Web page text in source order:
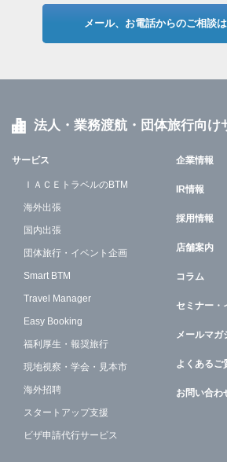
メール、お電話からのご相談
法人・業務渡航・団体旅行向け
サービス
ＩＡＣＥトラベルのBTM
海外出張
国内出張
団体旅行・イベント企画
Smart BTM
Travel Manager
Easy Booking
福利厚生・報奨旅行
現地視察・学会・見本市
海外招聘
スタートアップ支援
ビザ申請代行サービス
企業情報
IR情報
採用情報
店舗案内
コラム
セミナー・
メールマガ
よくあるご
お問い合わ